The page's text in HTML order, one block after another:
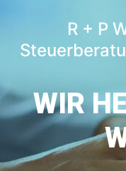
R + P
WIR